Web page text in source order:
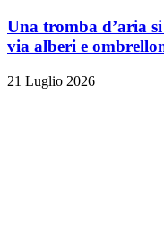
Una tromba d’aria
via alberi e
21 Luglio 2026